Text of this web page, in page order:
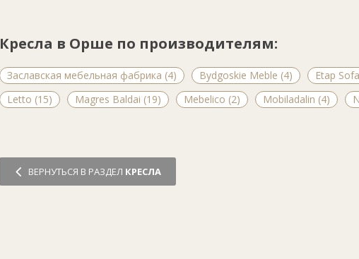
Кресла в Орше по производителям:
Заславская мебельная фабрика (4) Bydgoskie Meble (4)
Etap
Letto (15)
Magres Baldai (19) Mebelico (2) Mobiladalin (4)
ВЕРНУТЬСЯ В РАЗДЕЛ КРЕСЛА